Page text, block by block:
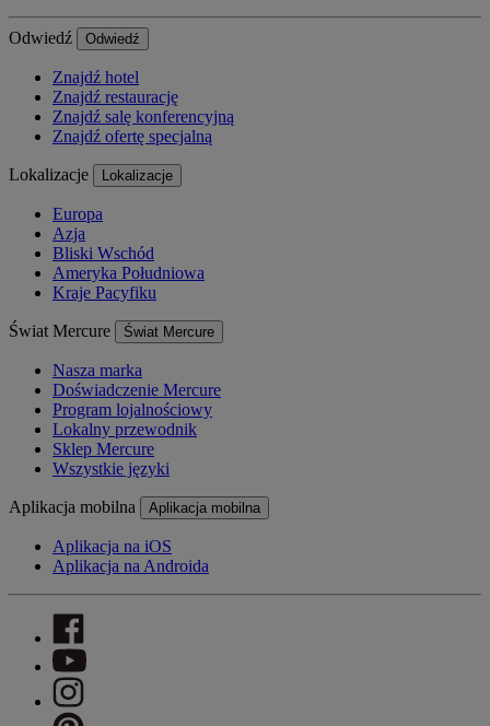
Odwiedź Odwiedź
Znajdź hotel
Znajdź restaurację
Znajdź salę konferencyjną
Znajdź ofertę specjalną
Lokalizacje Lokalizacje
Europa
Azja
Bliski Wschód
Ameryka Południowa
Kraje Pacyfiku
Świat Mercure Świat Mercure
Nasza marka
Doświadczenie Mercure
Program lojalnościowy
Lokalny przewodnik
Sklep Mercure
Wszystkie języki
Aplikacja mobilna Aplikacja mobilna
Aplikacja na iOS
Aplikacja na Androida